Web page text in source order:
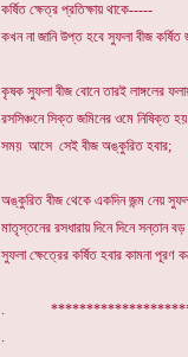
কর্ষিত ক্ষেত্র প্রতিক্ষায় থাকে-----
কখন না জানি উপ্ত হবে সুফলা বীজ কর্ষিত
কৃষক সুফলা বীজ বোনে তারই লাঙ্গলের
রসসিঞ্চনে সিক্ত জমিনের ওমে নিষিক্ত
সময় আসে সেই বীজ অঙ্কুরিত হবার;
অঙ্কুরিত বীজ থেকে একদিন জন্ম নেয়
মাতৃস্তনের রসধারায় দিনে দিনে সন্তান
সুফলা ক্ষেত্রের কর্ষিত হবার কামনা পূরণ
.